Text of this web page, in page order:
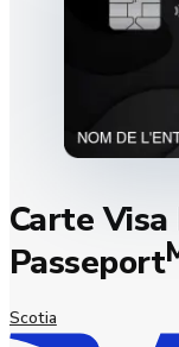
Carte
Passeport
Scotia